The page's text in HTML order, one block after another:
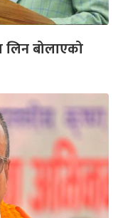
लिन बोलाएको